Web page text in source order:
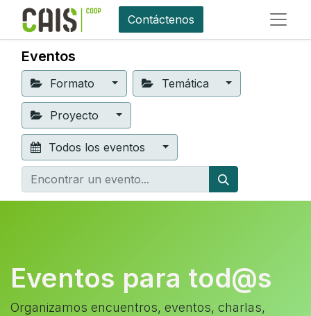
Contáctenos
Eventos
Formato Temática
Proyecto
Todos los eventos
Eventos para tod@s
Organizamos encuentros, eventos, charlas,